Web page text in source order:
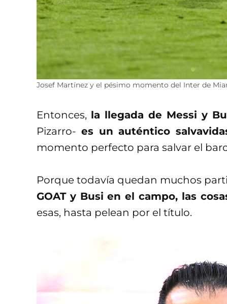
Josef Martínez y el pésimo momento del Inter de
Entonces, la llegada de Messi y
Pizarro- es un auténtico
momento perfecto para salvar el
Porque todavía quedan muchos
GOAT y Busi en el campo, las
esas, hasta pelean por el título.